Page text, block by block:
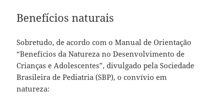
Benefícios naturais
Sobretudo, de acordo com o Manual de Orientação
“Benefícios da Natureza no Desenvolvimento de
Crianças e Adolescentes”, divulgado pela Sociedade
Brasileira de Pediatria (SBP), o convívio em
natureza: